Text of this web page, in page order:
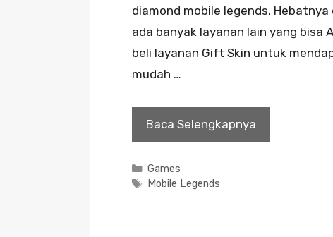
diamond mobile legends.
ada banyak layanan lain yang bisa
beli layanan Gift Skin untuk
mudah …
Baca Selengkapnya
Kategori
Games
Tag
Mobile Legends